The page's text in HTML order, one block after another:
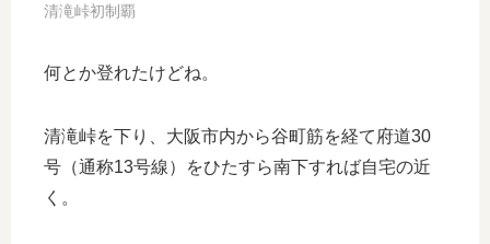
清滝峠初制覇
何とか登れたけどね。
清滝峠を下り、大阪市内から谷町筋を経て府道30
号（通称13号線）をひたすら南下すれば自宅の近
く。